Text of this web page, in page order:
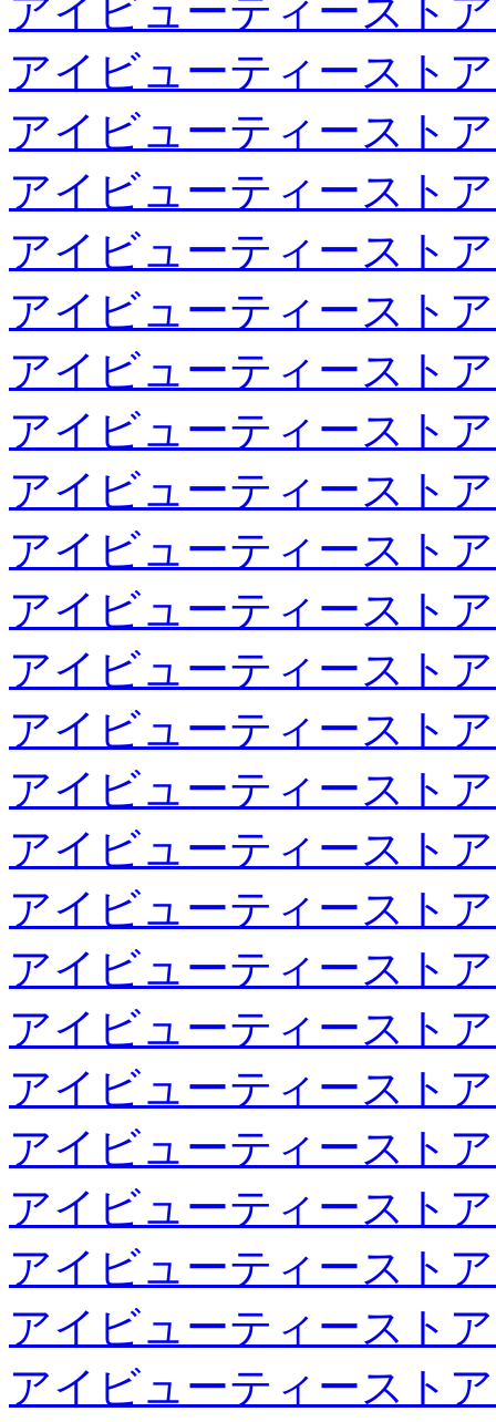
アイビューティースト
アイビューティースト
アイビューティースト
アイビューティースト
アイビューティースト
アイビューティースト
アイビューティースト
アイビューティースト
アイビューティースト
アイビューティースト
アイビューティースト
アイビューティースト
アイビューティースト
アイビューティースト
アイビューティースト
アイビューティースト
アイビューティースト
アイビューティースト
アイビューティースト
アイビューティースト
アイビューティースト
アイビューティースト
アイビューティースト
アイビューティースト